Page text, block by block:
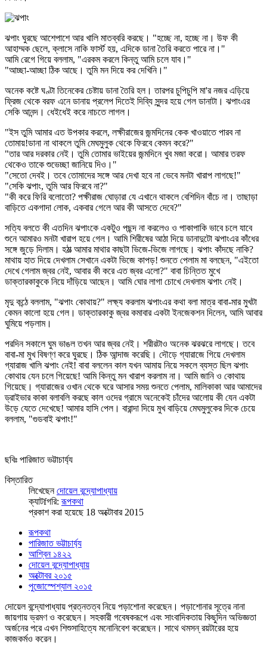
ঝপাং ঘুরছে আশেপাশে আর খালি মাতব্বরি করছে। "হচ্ছে না, হচ্ছে না। উফ কী
আহাম্মক ছেলে, ক্লাসে নাকি ফার্স্ট হয়, এদিকে ডানা তৈরি করতে পারে না।"
আমি রেগে গিয়ে বললাম, "এরকম করলে কিন্তু আমি চলে যাব।"
"আচ্ছা-আচ্ছা ঠিক আছে। তুমি মন দিয়ে কর দেখিনি।"
অনেক কষ্টে ঘণ্টা তিনেকের চেষ্টায় ডানা তৈরি হল। তারপর চুপিচুপি মা'র নজর এড়িয়ে
ফ্রিজ থেকে বরফ এনে ডানায় প্রলেপ দিতেই দিব্যি সুন্দর হয়ে গেল ডানাটা। ঝপাংএর
সেকি আনন্দ। ধেইধেই করে নাচতে লাগল।
"ইস তুমি আমার এত উপকার করলে, লক্ষীরাজের জন্মদিনের কেক খাওয়াতে পারব না
তোমায়!ডানা না থাকলে তুমি মেঘমুলুক থেকে ফিরবে কেমন করে?"
"তার আর দরকার নেই। তুমি তোমার ভাইয়ের জন্মদিনে খুব মজা করো। আমার তরফ
থেকেও তাকে শুভেচ্ছা জানিয়ে দিও।"
"সেতো দেবই। তবে তোমাদের সঙ্গে আর দেখা হবে না ভেবে মনটা খারাপ লাগছে!"
"সেকি ঝপাং, তুমি আর ফিরবে না?"
"কী করে ফিরি বলোতো? পক্ষীরাজ ঘোড়ারা যে এখানে থাকলে বেশিদিন বাঁচে না। তাছাড়া
বাড়িতে একগাদা লোক, একবার গেলে আর কী আসতে দেবে?"
সত্যি বলতে কী এতদিন ঝপাংকে একটুও পছন্দ না করলেও ও পাকাপাকি ভাবে চলে যাবে
শুনে আমারও মনটা খারাপ হয়ে গেল। আমি শিরীষের আঠা দিয়ে ডানাদুটো ঝপাংএর কাঁধের
সঙ্গে জুড়ে দিলাম। হঠাত্‍ আমার মাথার কাছটা ভিজে-ভিজে লাগছে। ঝপাং কাঁদছে নাকি?
মাথায় হাত দিয়ে দেখলাম সেখানে একটা ভিজে কাপড়! শুনতে পেলাম মা বলছেন, "এইতো
দেখে গেলাম জ্বর নেই, আবার কী করে এত জ্বর এলো?" বাবা চিন্তিত মুখে
ডাক্তারকাকুকে নিয়ে দাঁড়িয়ে আছেন। আমি ঘোর লাগা চোখে দেখলাম ঝপাং নেই।
মৃদু কন্ঠে বললাম, "ঝপাং কোথায়?" লক্ষ্য করলাম ঝপাংএর কথা বলা মাত্র বাবা-মার মুখটা
কেমন কালো হয়ে গেল। ডাক্তারকাকু জ্বর কমাবার একটা ইনজেকশন দিলেন, আমি আবার
ঘুমিয়ে পড়লাম।
পরদিন সকালে ঘুম ভাঙল তখন আর জ্বর নেই। শরীরটাও অনেক ঝরঝরে লাগছে। তবে
বাবা-মা মুখ বিষণ্ণ করে ঘুরছে। ঠিক আন্দাজ করেছি। দৌড়ে গ্যারাজে গিয়ে দেখলাম
গ্যারাজ খালি ঝপাং নেই! বাবা বললেন কাল যখন আমায় নিয়ে সকলে ব্যস্ত ছিল ঝপাং
কোথায় যেন চলে গিয়েছে! আমি কিন্তু মন খারাপ করলাম না। আমি জানি ও কোথায়
গিয়েছে। গ্যারাজের ওখান থেকে ঘরে আসার সময় শুনতে পেলাম, মালিকাকা আর আমাদের
ড্রাইভার কাকা বলাবলি করছে কাল ওদের গ্রামে অনেকেই চাঁদের আলোয় কী যেন একটা
উড়ে যেতে দেখেছে! আমার হাসি পেল। বারান্দা দিয়ে মুখ বাড়িয়ে মেঘমুলুকের দিকে চেয়ে
বললাম, "গুডবাই ঝপাং!"
ছবিঃ পারিজাত ভট্টাচার্য্য
বিস্তারিত
লিখেছেনদোয়েল বন্দ্যোপাধ্যায়
ক্যাটfগরি:রূপকথা
প্রকাশ করা হয়েছে 18 অক্টোবার 2015
রূপকথা
পারিজাত ভট্টাচার্য্য
আশ্বিন ১৪২২
দোয়েল বন্দ্যোপাধ্যায়
অক্টোবর ২০১৫
পুজোস্পেশ্যাল ২০১৫
দোয়েল বন্দ্যোপাধ্যায় প্রত্নতত্ব নিয়ে পড়াশোনা করেছেন। পড়াশোনার সূত্রে নানা
জায়গায় ভ্রমণ ও করেছেন। সহকারী গবেষকরূপে এবং সাংবাদিকতায় কিছুদিন অভিজ্ঞতা
অর্জনের পরে এখন শিশুসাহিত্যে মনোনিবেশ করেছেন। সাথে থমসন্‌ রয়টারের হয়ে
কাজকর্মও করেন।